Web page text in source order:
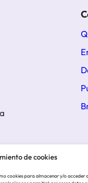
de cookies
cookies para almacenar y/o acceder